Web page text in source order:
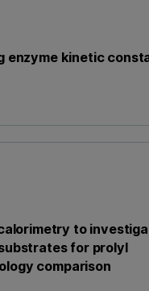
enzyme kinetic
to
for prolyl
comparison